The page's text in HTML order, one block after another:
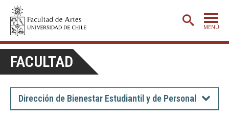
MENÚ
ADMISIÓN
ETAPA BÁSICA
CARRERAS
FACULTAD
Dirección de Bienestar Estudiantil y de Personal